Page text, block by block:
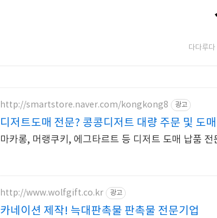
다다루다
http://smartstore.naver.com/kongkong8 광고
디저트도매 전문? 콩콩디저트 대량 주문 및 도
마카롱, 머랭쿠키, 에그타르트 등 디저트 도매 납품 전
http://www.wolfgift.co.kr 광고
카네이션 제작! 늑대판촉물 판촉물 전문기업